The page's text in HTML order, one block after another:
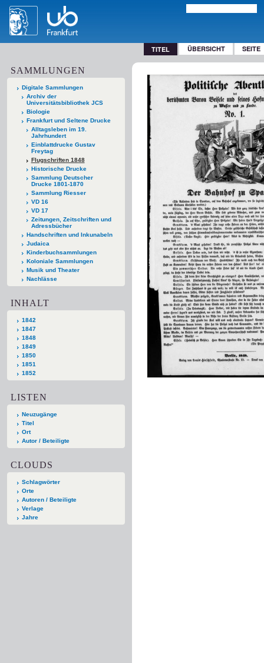
TITEL ÜBERSICHT SEITE
SAMMLUNGEN
Digitale Sammlungen
Archiv der
Universitätsbibliothek JCS
Biologie
Frankfurt und Seltene Drucke
Alltagsleben im 19.
Jahrhundert
Einblattdrucke Gustav
Freytag
Flugschriften 1848
Historische Drucke
Sammlung Deutscher
Drucke 1801-1870
Sammlung Riesser
VD 16
VD 17
Zeitungen, Zeitschriften und
Adressbücher
Handschriften und Inkunabeln
Judaica
Kinderbuchsammlungen
Koloniale Sammlungen
Musik und Theater
Nachlässe
INHALT
1842
1847
1848
1849
1850
1851
1852
LISTEN
Neuzugänge
Titel
Ort
Autor / Beteiligte
CLOUDS
Schlagwörter
Orte
Autoren / Beteiligte
Verlage
Jahre